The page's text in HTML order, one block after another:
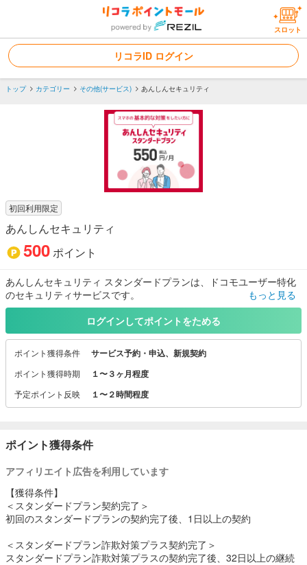
スロット
リコラID ログイン
トップ カテゴリー その他(サービス) あんしんセキュリティ
初回利用限定
あんしんセキュリティ
500ポイント
あんしんセキュリティ スタンダードプランは、ドコモユーザー特化
のセキュリティサービスです。
ネットの脅威からあなたのスマホをお守りします。
今では生活に欠かせないインターネット、ドコモはあんしんしてお
使いいただくためのサービスを提供します。
もっと見る
ログインしてポイントをためる
ポイント獲得条件 サービス予約・申込、新規契約
ポイント獲得時期 １〜３ヶ月程度
予定ポイント反映 １〜２時間程度
ポイント獲得条件
アフィリエイト広告を利用しています
【獲得条件】
＜スタンダードプラン契約完了＞
初回のスタンダードプランの契約完了後、1日以上の契約
＜スタンダードプラン詐欺対策プラス契約完了＞
スタンダードプラン詐欺対策プラスの契約完了後、32日以上の継続